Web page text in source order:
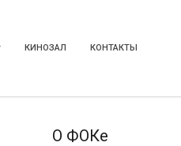
КИНОЗАЛ КОНТАКТЫ
О ФОКе